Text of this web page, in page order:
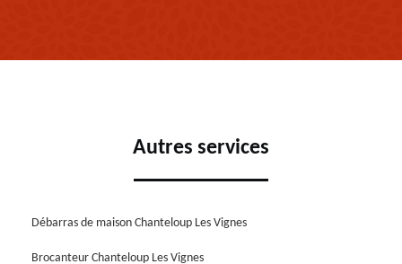
Autres services
Débarras de maison Chanteloup Les Vignes
Brocanteur Chanteloup Les Vignes